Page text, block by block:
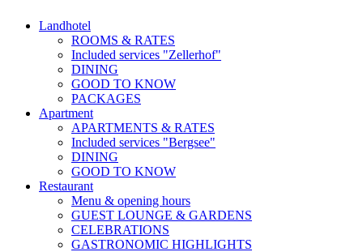
Landhotel
ROOMS & RATES
Included services "Zellerhof"
DINING
GOOD TO KNOW
PACKAGES
Apartment
APARTMENTS & RATES
Included services "Bergsee"
DINING
GOOD TO KNOW
Restaurant
Menu & opening hours
GUEST LOUNGE & GARDENS
CELEBRATIONS
GASTRONOMIC HIGHLIGHTS